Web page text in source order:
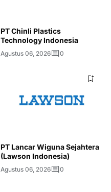
PT Chinli Plastics
Technology Indonesia
Agustus 06, 2026 0
PT Lancar Wiguna Sejahtera
(Lawson Indonesia)
Agustus 06, 2026 0